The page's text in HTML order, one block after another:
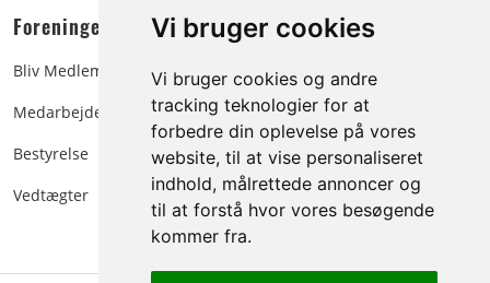
Vi bruger cookies
Vi bruger cookies og andre
tracking teknologier for at
forbedre din oplevelse på vores
website, til at vise personaliseret
indhold, målrettede annoncer og
til at forstå hvor vores besøgende
kommer fra.
Foreningen:
Bliv Medlem
Medarbejdere
Bestyrelse
Vedtægter